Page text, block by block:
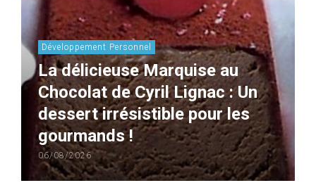
Développement Personnel
La délicieuse Marquise au
Chocolat de Cyril Lignac : Un
dessert irrésistible pour les
gourmands !
06/08/2026